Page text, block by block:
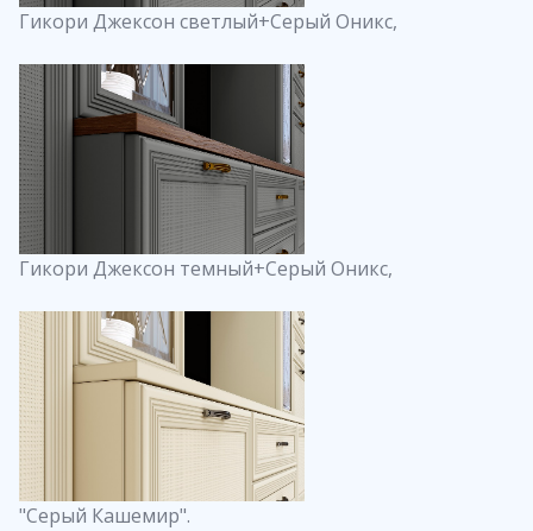
Гикори Джексон светлый+Серый Оникс,
Гикори Джексон темный+Серый Оникс,
"Серый Кашемир".